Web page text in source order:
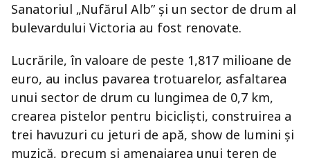
Sanatoriul „Nufărul Alb” și un sector de drum al
bulevardului Victoria au fost renovate.
Lucrările, în valoare de peste 1,817 milioane de
euro, au inclus pavarea trotuarelor, asfaltarea
unui sector de drum cu lungimea de 0,7 km,
crearea pistelor pentru bicicliști, construirea a
trei havuzuri cu jeturi de apă, show de lumini și
muzică, precum și amenajarea unui teren de